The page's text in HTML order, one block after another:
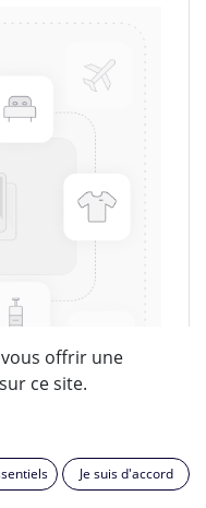
offrir une
ce site.
Je suis d'accord